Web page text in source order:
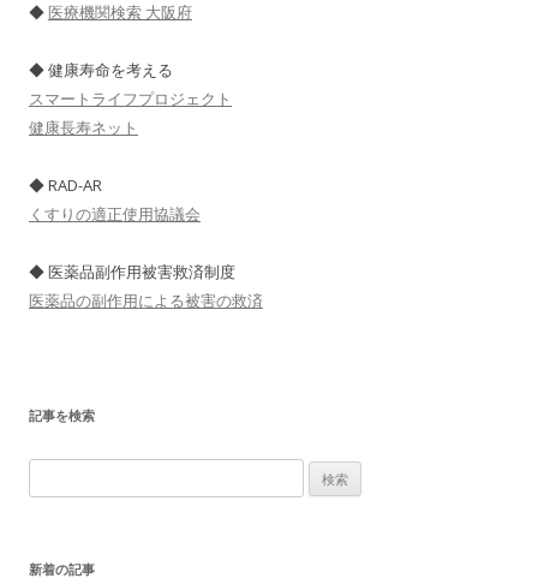
◆医療機関検索 大阪府
◆ 健康寿命を考える
スマートライフプロジェクト
健康長寿ネット
◆ RAD-AR
くすりの適正使用協議会
◆ 医薬品副作用被害救済制度
医薬品の副作用による被害の救済
記事を検索
索
新着の記事